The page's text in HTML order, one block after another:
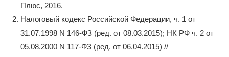
Плюс, 2016.
Налоговый кодекс Российской Федерации, ч. 1 от
31.07.1998 N 146-ФЗ (ред. от 08.03.2015); НК РФ ч. 2 от
05.08.2000 N 117-ФЗ (ред. от 06.04.2015) //